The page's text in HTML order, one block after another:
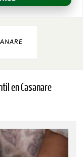
en Casanare